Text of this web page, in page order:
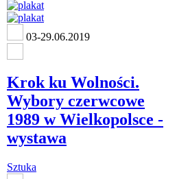
03-29.06.2019
Krok ku Wolności.
Wybory czerwcowe
1989 w Wielkopolsce -
wystawa
Sztuka